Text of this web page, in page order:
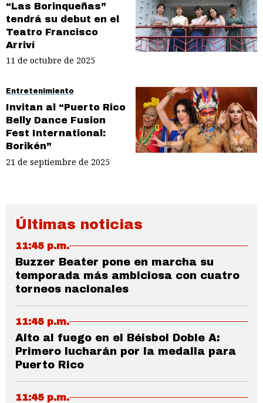
“Las Borinqueñas”
tendrá su debut en el
Teatro Francisco
Arriví
11 de octubre de 2025
Entretenimiento
Invitan al “Puerto Rico
Belly Dance Fusion
Fest International:
Borikén”
21 de septiembre de 2025
Últimas noticias
11:45 p.m.
Buzzer Beater pone en marcha su
temporada más ambiciosa con cuatro
torneos nacionales
11:45 p.m.
Alto al fuego en el Béisbol Doble A:
Primero lucharán por la medalla para
Puerto Rico
11:45 p.m.